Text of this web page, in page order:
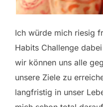
Ich würde mich riesig
Habits Challenge
wir können uns alle
unsere Ziele zu
langfristig in unser